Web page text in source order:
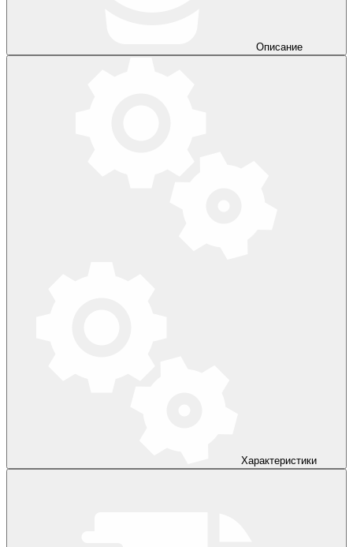
Описание
Характеристики